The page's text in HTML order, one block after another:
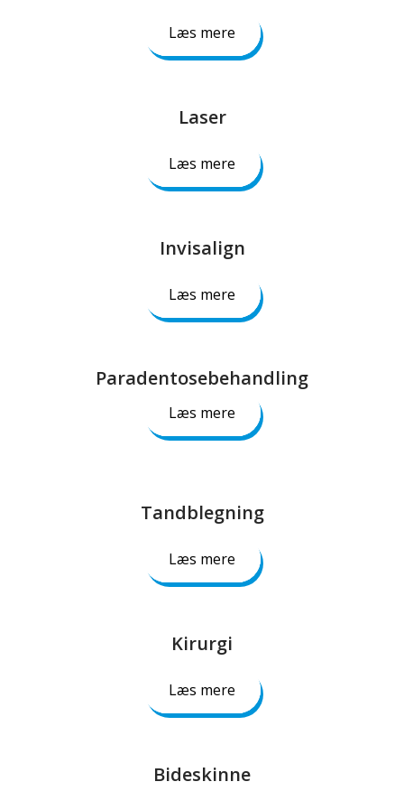
Læs mere
Laser​
Læs mere
Invisalign​
Læs mere
Paradentosebehandling​
Læs mere
Tandblegning​
Læs mere
Kirurgi​
Læs mere
Bideskinne​